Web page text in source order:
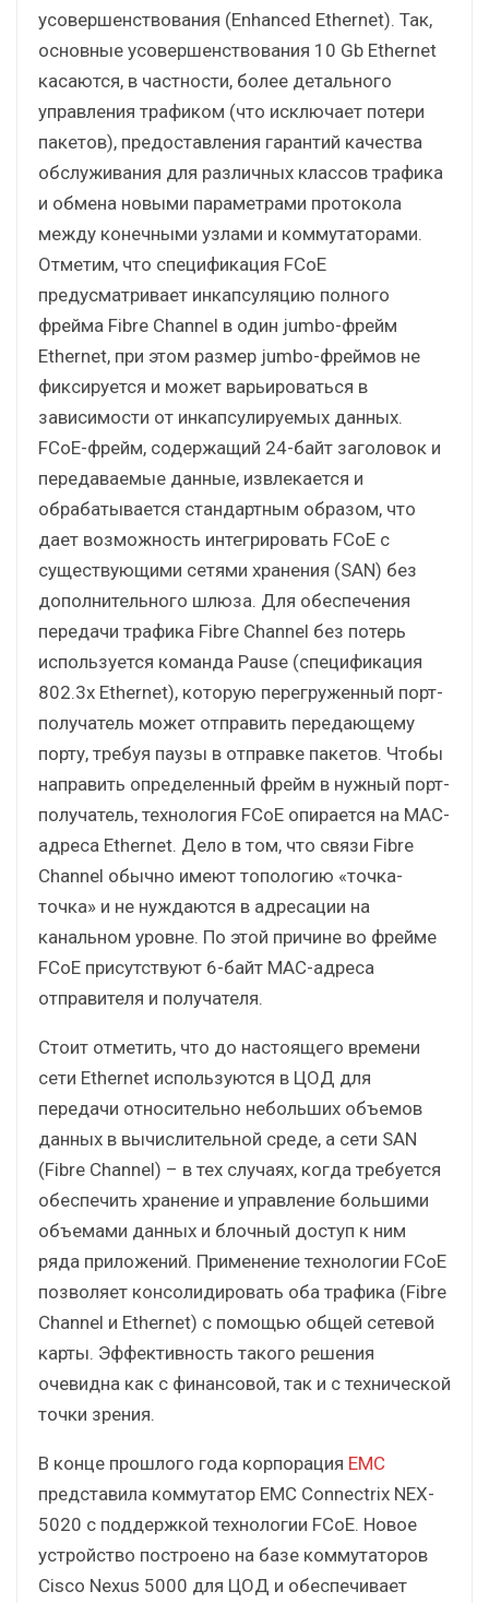
усовершенствования (Enhanced Ethernet). Так,
основные усовершенствования 10 Gb Ethernet
касаются, в частности, более детального
управления трафиком (что исключает потери
пакетов), предоставления гарантий качества
обслуживания для различных классов трафика
и обмена новыми параметрами протокола
между конечными узлами и коммутаторами.
Отметим, что спецификация FCoE
предусматривает инкапсуляцию полного
фрейма Fibre Channel в один jumbo-фрейм
Ethernet, при этом размер jumbo-фреймов не
фиксируется и может варьироваться в
зависимости от инкапсулируемых данных.
FCoE-фрейм, содержащий 24-байт заголовок и
передаваемые данные, извлекается и
обрабатывается стандартным образом, что
дает возможность интегрировать FCoE с
существующими сетями хранения (SAN) без
дополнительного шлюза. Для обеспечения
передачи трафика Fibre Channel без потерь
используется команда Pause (спецификация
802.3х Ethernet), которую перегруженный порт-
получатель может отправить передающему
порту, требуя паузы в отправке пакетов. Чтобы
направить определенный фрейм в нужный порт-
получатель, технология FCoE опирается на МАС-
адреса Ethernet. Дело в том, что связи Fibre
Channel обычно имеют топологию «точка-
точка» и не нуждаются в адресации на
канальном уровне. По этой причине во фрейме
FCoE присутствуют 6-байт МАС-адреса
отправителя и получателя.
Стоит отметить, что до настоящего времени
сети Ethernet используются в ЦОД для
передачи относительно небольших объемов
данных в вычислительной среде, а сети SAN
(Fibre Channel) – в тех случаях, когда требуется
обеспечить хранение и управление большими
объемами данных и блочный доступ к ним
ряда приложений. Применение технологии FCoE
позволяет консолидировать оба трафика (Fibre
Channel и Ethernet) с помощью общей сетевой
карты. Эффективность такого решения
очевидна как с финансовой, так и с технической
точки зрения.
В конце прошлого года корпорация EMC
представила коммутатор EMC Connectrix NEX-
5020 с поддержкой технологии FCoE. Новое
устройство построено на базе коммутаторов
Cisco Nexus 5000 для ЦОД и обеспечивает